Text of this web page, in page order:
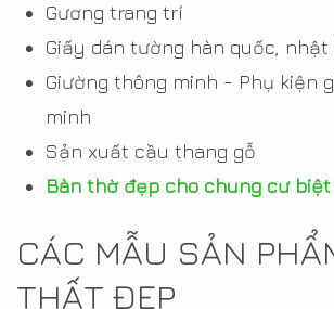
Gương trang trí
Giấy dán tường hàn quốc, nhật
Giường thông minh - Phụ kiện
minh
Sản xuất cầu thang gỗ
Bàn thờ đẹp cho chung cư
CÁC MẪU SẢN
THẤT ĐẸP